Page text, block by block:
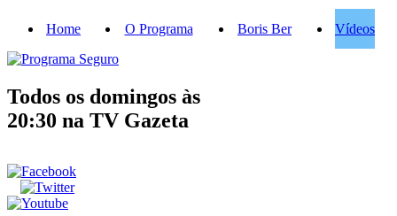
Home O Programa Boris Ber Vídeos
Todos os domingos às
20:30 na TV Gazeta